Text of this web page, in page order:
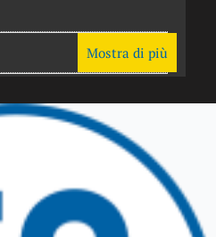
Mostra di più